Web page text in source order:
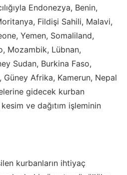
Endonezya, Benin,
Fildişi Sahili, Malavi,
Yemen, Somaliland,
Mozambik, Lübnan,
Sudan, Burkina Faso,
Afrika, Kamerun, Nepal
gidecek kurban
ve dağıtım işleminin
kurbanların ihtiyaç